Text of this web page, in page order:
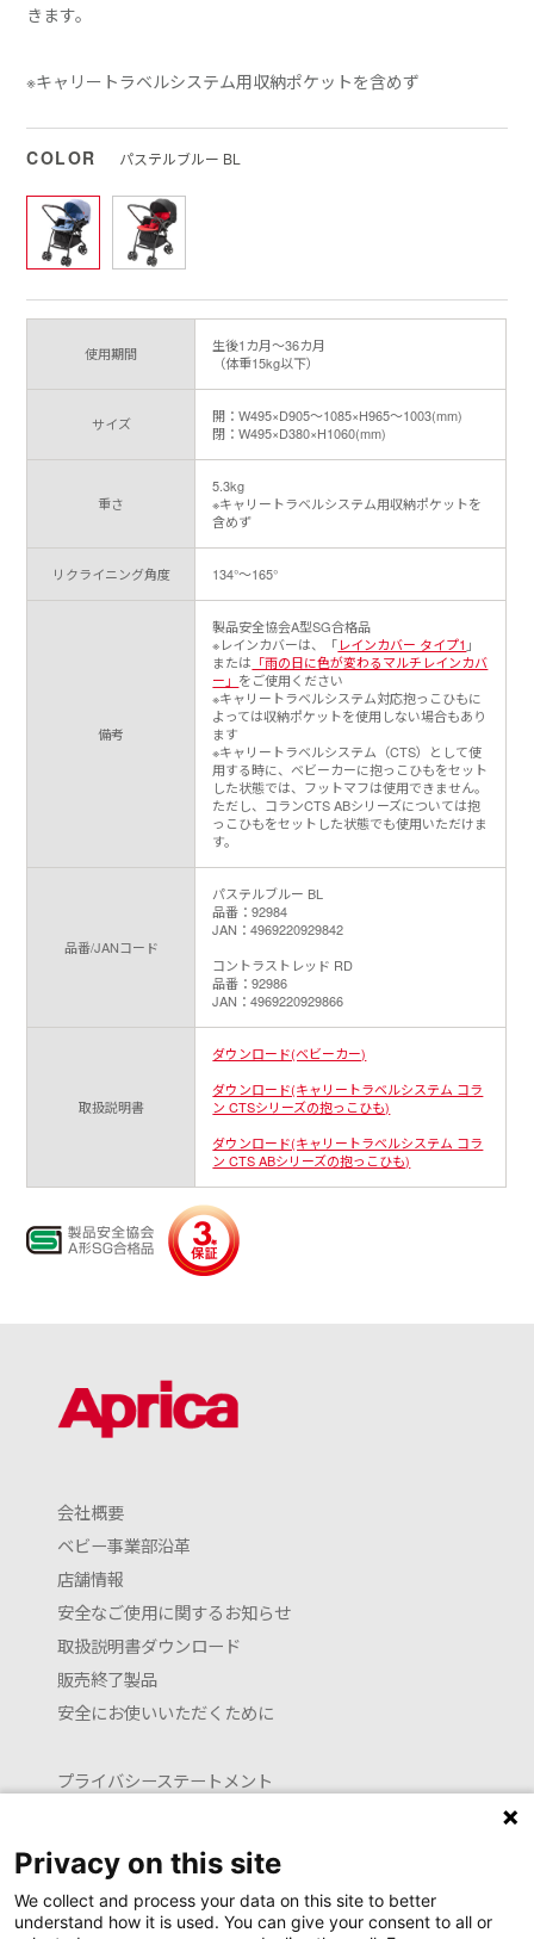
きます。
※キャリートラベルシステム用収納ポケットを含めず
COLOR パステルブルー BL
使用期間
生後1カ月～36カ月
（体重15kg以下）
サイズ
開：W495×D905～1085×H965～1003(mm)
閉：W495×D380×H1060(mm)
重さ
5.3kg
※キャリートラベルシステム用収納ポケットを
含めず
リクライニング角度 134°～165°
備考
製品安全協会A型SG合格品
※レインカバーは、「レインカバー タイプ1 」
または 「雨の日に色が変わるマルチレインカバ
ー」 をご使用ください
※キャリートラベルシステム対応抱っこひもに
よっては収納ポケットを使用しない場合もあり
ます
※キャリートラベルシステム（CTS）として使
用する時に、ベビーカーに抱っこひもをセット
した状態では、フットマフは使用できません。
ただし、コランCTS ABシリーズについては抱
っこひもをセットした状態でも使用いただけま
す。
品番/JANコード
パステルブルー BL
品番：92984
JAN：4969220929842
コントラストレッド RD
品番：92986
JAN：4969220929866
取扱説明書
ダウンロード(ベビーカー)
ダウンロード(キャリートラベルシステム コラ
ン CTSシリーズの抱っこひも)
ダウンロード(キャリートラベルシステム コラ
ン CTS ABシリーズの抱っこひも)
会社概要
ベビー事業部沿革
店舗情報
安全なご使用に関するお知らせ
取扱説明書ダウンロード
販売終了製品
安全にお使いいただくために
プライバシーステートメント
お問い合わせ
Privacy on this site
We collect and process your data on this site to better
understand how it is used. You can give your consent to all or